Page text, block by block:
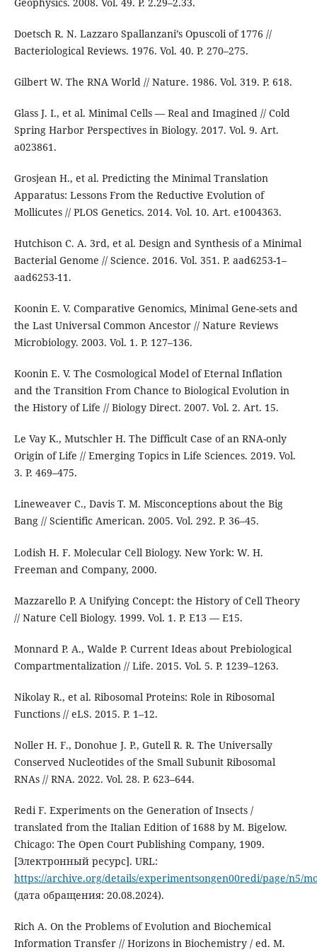
Geophysics. 2008. Vol. 49. P. 2.29–2.33.
Doetsch R. N. Lazzaro Spallanzani’s Opuscoli of 1776 //
Bacteriological Reviews. 1976. Vol. 40. P. 270–275.
Gilbert W. The RNA World // Nature. 1986. Vol. 319. P. 618.
Glass J. I., et al. Minimal Cells — Real and Imagined // Cold
Spring Harbor Perspectives in Biology. 2017. Vol. 9. Art.
a023861.
Grosjean H., et al. Predicting the Minimal Translation
Apparatus: Lessons From the Reductive Evolution of
Mollicutes // PLOS Genetics. 2014. Vol. 10. Art. e1004363.
Hutchison C. A. 3rd, et al. Design and Synthesis of a Minimal
Bacterial Genome // Science. 2016. Vol. 351. P. aad6253-1–
aad6253-11.
Koonin E. V. Comparative Genomics, Minimal Gene-sets and
the Last Universal Common Ancestor // Nature Reviews
Microbiology. 2003. Vol. 1. P. 127–136.
Koonin E. V. The Cosmological Model of Eternal Inflation
and the Transition From Chance to Biological Evolution in
the History of Life // Biology Direct. 2007. Vol. 2. Art. 15.
Le Vay K., Mutschler H. The Difficult Case of an RNA-only
Origin of Life // Emerging Topics in Life Sciences. 2019. Vol.
3. P. 469–475.
Lineweaver C., Davis T. M. Misconceptions about the Big
Bang // Scientific American. 2005. Vol. 292. P. 36–45.
Lodish H. F. Molecular Cell Biology. New York: W. H.
Freeman and Company, 2000.
Mazzarello P. A Unifying Concept: the History of Cell Theory
// Nature Cell Biology. 1999. Vol. 1. P. E13 — E15.
Monnard P. A., Walde P. Current Ideas about Prebiological
Compartmentalization // Life. 2015. Vol. 5. P. 1239–1263.
Nikolay R., et al. Ribosomal Proteins: Role in Ribosomal
Functions // eLS. 2015. P. 1–12.
Noller H. F., Donohue J. P., Gutell R. R. The Universally
Conserved Nucleotides of the Small Subunit Ribosomal
RNAs // RNA. 2022. Vol. 28. P. 623–644.
Redi F. Experiments on the Generation of Insects /
translated from the Italian Edition of 1688 by M. Bigelow.
Chicago: The Open Court Publishing Company, 1909.
[Электронный ресурс]. URL:
https://archive.org/details/experimentsongen00redi/page/n5/
(дата обращения: 20.08.2024).
Rich A. On the Problems of Evolution and Biochemical
Information Transfer // Horizons in Biochemistry / ed. M.